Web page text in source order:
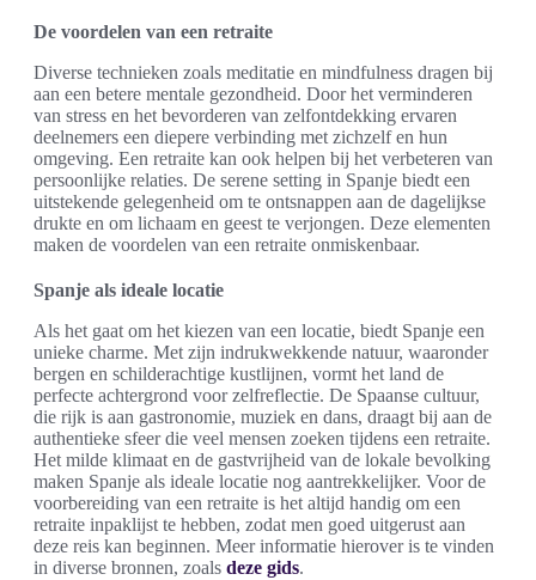
De voordelen van een retraite
Diverse technieken zoals meditatie en mindfulness dragen bij
aan een betere mentale gezondheid. Door het verminderen
van stress en het bevorderen van zelfontdekking ervaren
deelnemers een diepere verbinding met zichzelf en hun
omgeving. Een retraite kan ook helpen bij het verbeteren van
persoonlijke relaties. De serene setting in Spanje biedt een
uitstekende gelegenheid om te ontsnappen aan de dagelijkse
drukte en om lichaam en geest te verjongen. Deze elementen
maken de voordelen van een retraite onmiskenbaar.
Spanje als ideale locatie
Als het gaat om het kiezen van een locatie, biedt Spanje een
unieke charme. Met zijn indrukwekkende natuur, waaronder
bergen en schilderachtige kustlijnen, vormt het land de
perfecte achtergrond voor zelfreflectie. De Spaanse cultuur,
die rijk is aan gastronomie, muziek en dans, draagt bij aan de
authentieke sfeer die veel mensen zoeken tijdens een retraite.
Het milde klimaat en de gastvrijheid van de lokale bevolking
maken Spanje als ideale locatie nog aantrekkelijker. Voor de
voorbereiding van een retraite is het altijd handig om een
retraite inpaklijst te hebben, zodat men goed uitgerust aan
deze reis kan beginnen. Meer informatie hierover is te vinden
in diverse bronnen, zoals deze gids.